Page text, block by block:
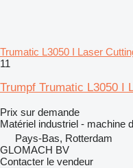
Trumatic L3050 I Laser
11
Trumpf Trumatic L3050 I
Prix sur demande
Matériel industriel - machine
Pays-Bas, Rotterdam
GLOMACH BV
Contacter le vendeur